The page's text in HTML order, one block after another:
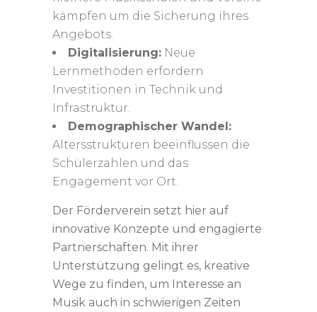
kämpfen um die Sicherung ihres
Angebots.
Digitalisierung: Neue
Lernmethoden erfordern
Investitionen in Technik und
Infrastruktur.
Demographischer Wandel:
Altersstrukturen beeinflussen die
Schülerzahlen und das
Engagement vor Ort.
Der Förderverein setzt hier auf
innovative Konzepte und engagierte
Partnerschaften. Mit ihrer
Unterstützung gelingt es, kreative
Wege zu finden, um Interesse an
Musik auch in schwierigen Zeiten